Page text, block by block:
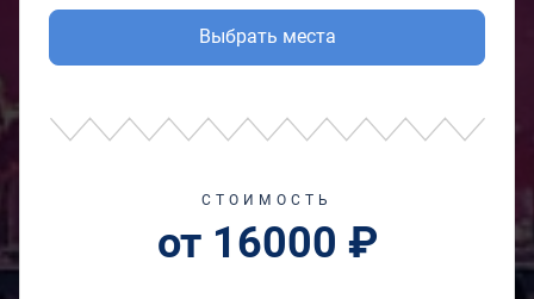
Выбрать места
СТОИМОСТЬ
от 16000 ₽